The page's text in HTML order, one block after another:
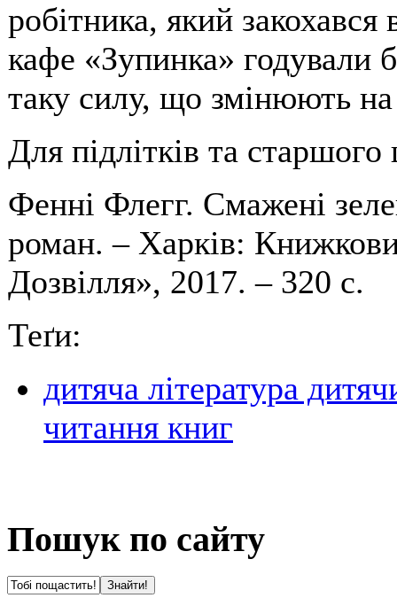
робітника, який
кафе «Зупинка» годували
таку силу, що змінюють
Для підлітків та старшого
Фенні Флегг. Смажені
роман. – Харків:
Дозвілля», 2017. – 320 с.
Теґи:
дитяча література
читання книг
Пошук по сайту